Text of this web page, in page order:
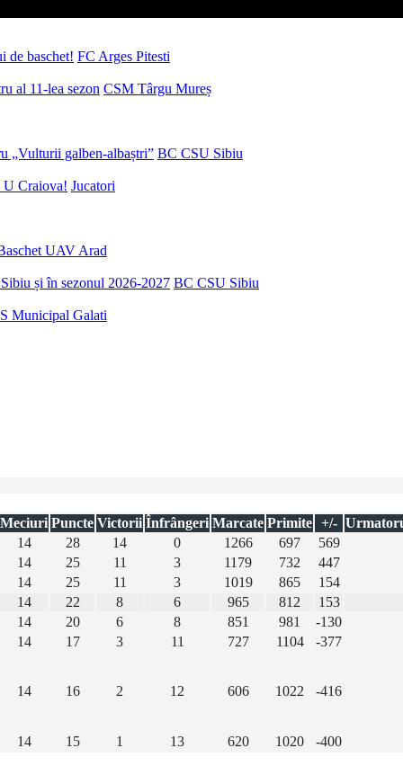
de baschet! FC Arges Pitesti
al 11-lea sezon CSM Târgu Mureș
„Vulturii galben-albaștri” BC CSU Sibiu
U Craiova! Jucatori
UAV Arad
și în sezonul 2026-2027 BC CSU Sibiu
Municipal Galati
Meciuri Puncte Victorii Înfrângeri Marcate Primite +/-
14
28 14 0 1266 697
569
14
25 11 3 1179 732
447
14
25 11 3 1019 865
154
14
22 8 6 965 812
153
14
20 6 8 851 981
-130
14
17 3 11 727 1104 -377
14 16 2 12 606 1022 -416
14 15 1 13 620 1020 -400